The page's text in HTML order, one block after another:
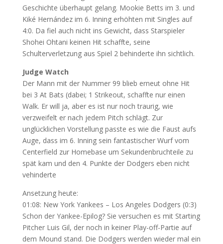
Geschichte überhaupt gelang. Mookie Betts im 3. und
Kiké Hernández im 6. Inning erhöhten mit Singles auf
4:0. Da fiel auch nicht ins Gewicht, dass Starspieler
Shohei Ohtani keinen Hit schaffte, seine
Schulterverletzung aus Spiel 2 behinderte ihn sichtlich.
Judge Watch
Der Mann mit der Nummer 99 blieb erneut ohne Hit
bei 3 At Bats (dabei; 1 Strikeout, schaffte nur einen
Walk. Er will ja, aber es ist nur noch traurig, wie
verzweifelt er nach jedem Pitch schlägt. Zur
unglücklichen Vorstellung passte es wie die Faust aufs
Auge, dass im 6. Inning sein fantastischer Wurf vom
Centerfield zur Homebase um Sekundenbruchteile zu
spät kam und den 4. Punkte der Dodgers eben nicht
vehinderte
Ansetzung heute:
01:08: New York Yankees – Los Angeles Dodgers (0:3)
Schon der Yankee-Epilog? Sie versuchen es mit Starting
Pitcher Luis Gil, der noch in keiner Play-off-Partie auf
dem Mound stand. Die Dodgers werden wieder mal ein